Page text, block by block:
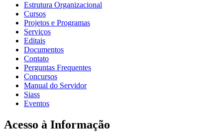
Estrutura Organizacional
Cursos
Projetos e Programas
Serviços
Editais
Documentos
Contato
Perguntas Frequentes
Concursos
Manual do Servidor
Siass
Eventos
Acesso à Informação